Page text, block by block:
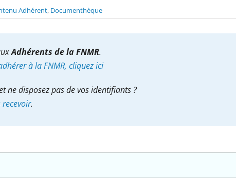
Adhérent, Documenthèque
Adhérents de la FNMR.
à la FNMR, cliquez ici
ne disposez pas de vos identifiants ?
recevoir.